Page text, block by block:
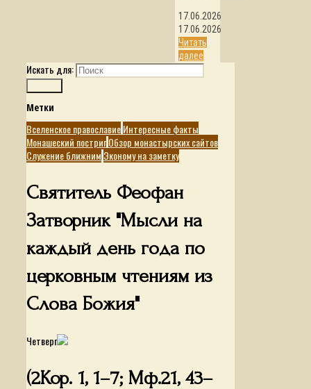
17.06.2026
17.06.2026
Читать
далее
Искать для:
Метки
Вселенское православиеИнтересные факты
Монашеский постригОбзор монастырских сайтов
Служение ближним Эконому на заметку
Святитель Феофан
Затворник "Мысли на
каждый день года по
церковным чтениям из
Слова Божия"
Четверг
(2Кор. 1, 1–7; Мф.21, 43–